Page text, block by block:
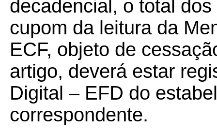
decadencial, o total
cupom da leitura da
ECF, objeto de
artigo, deverá estar
Digital – EFD do
correspondente.